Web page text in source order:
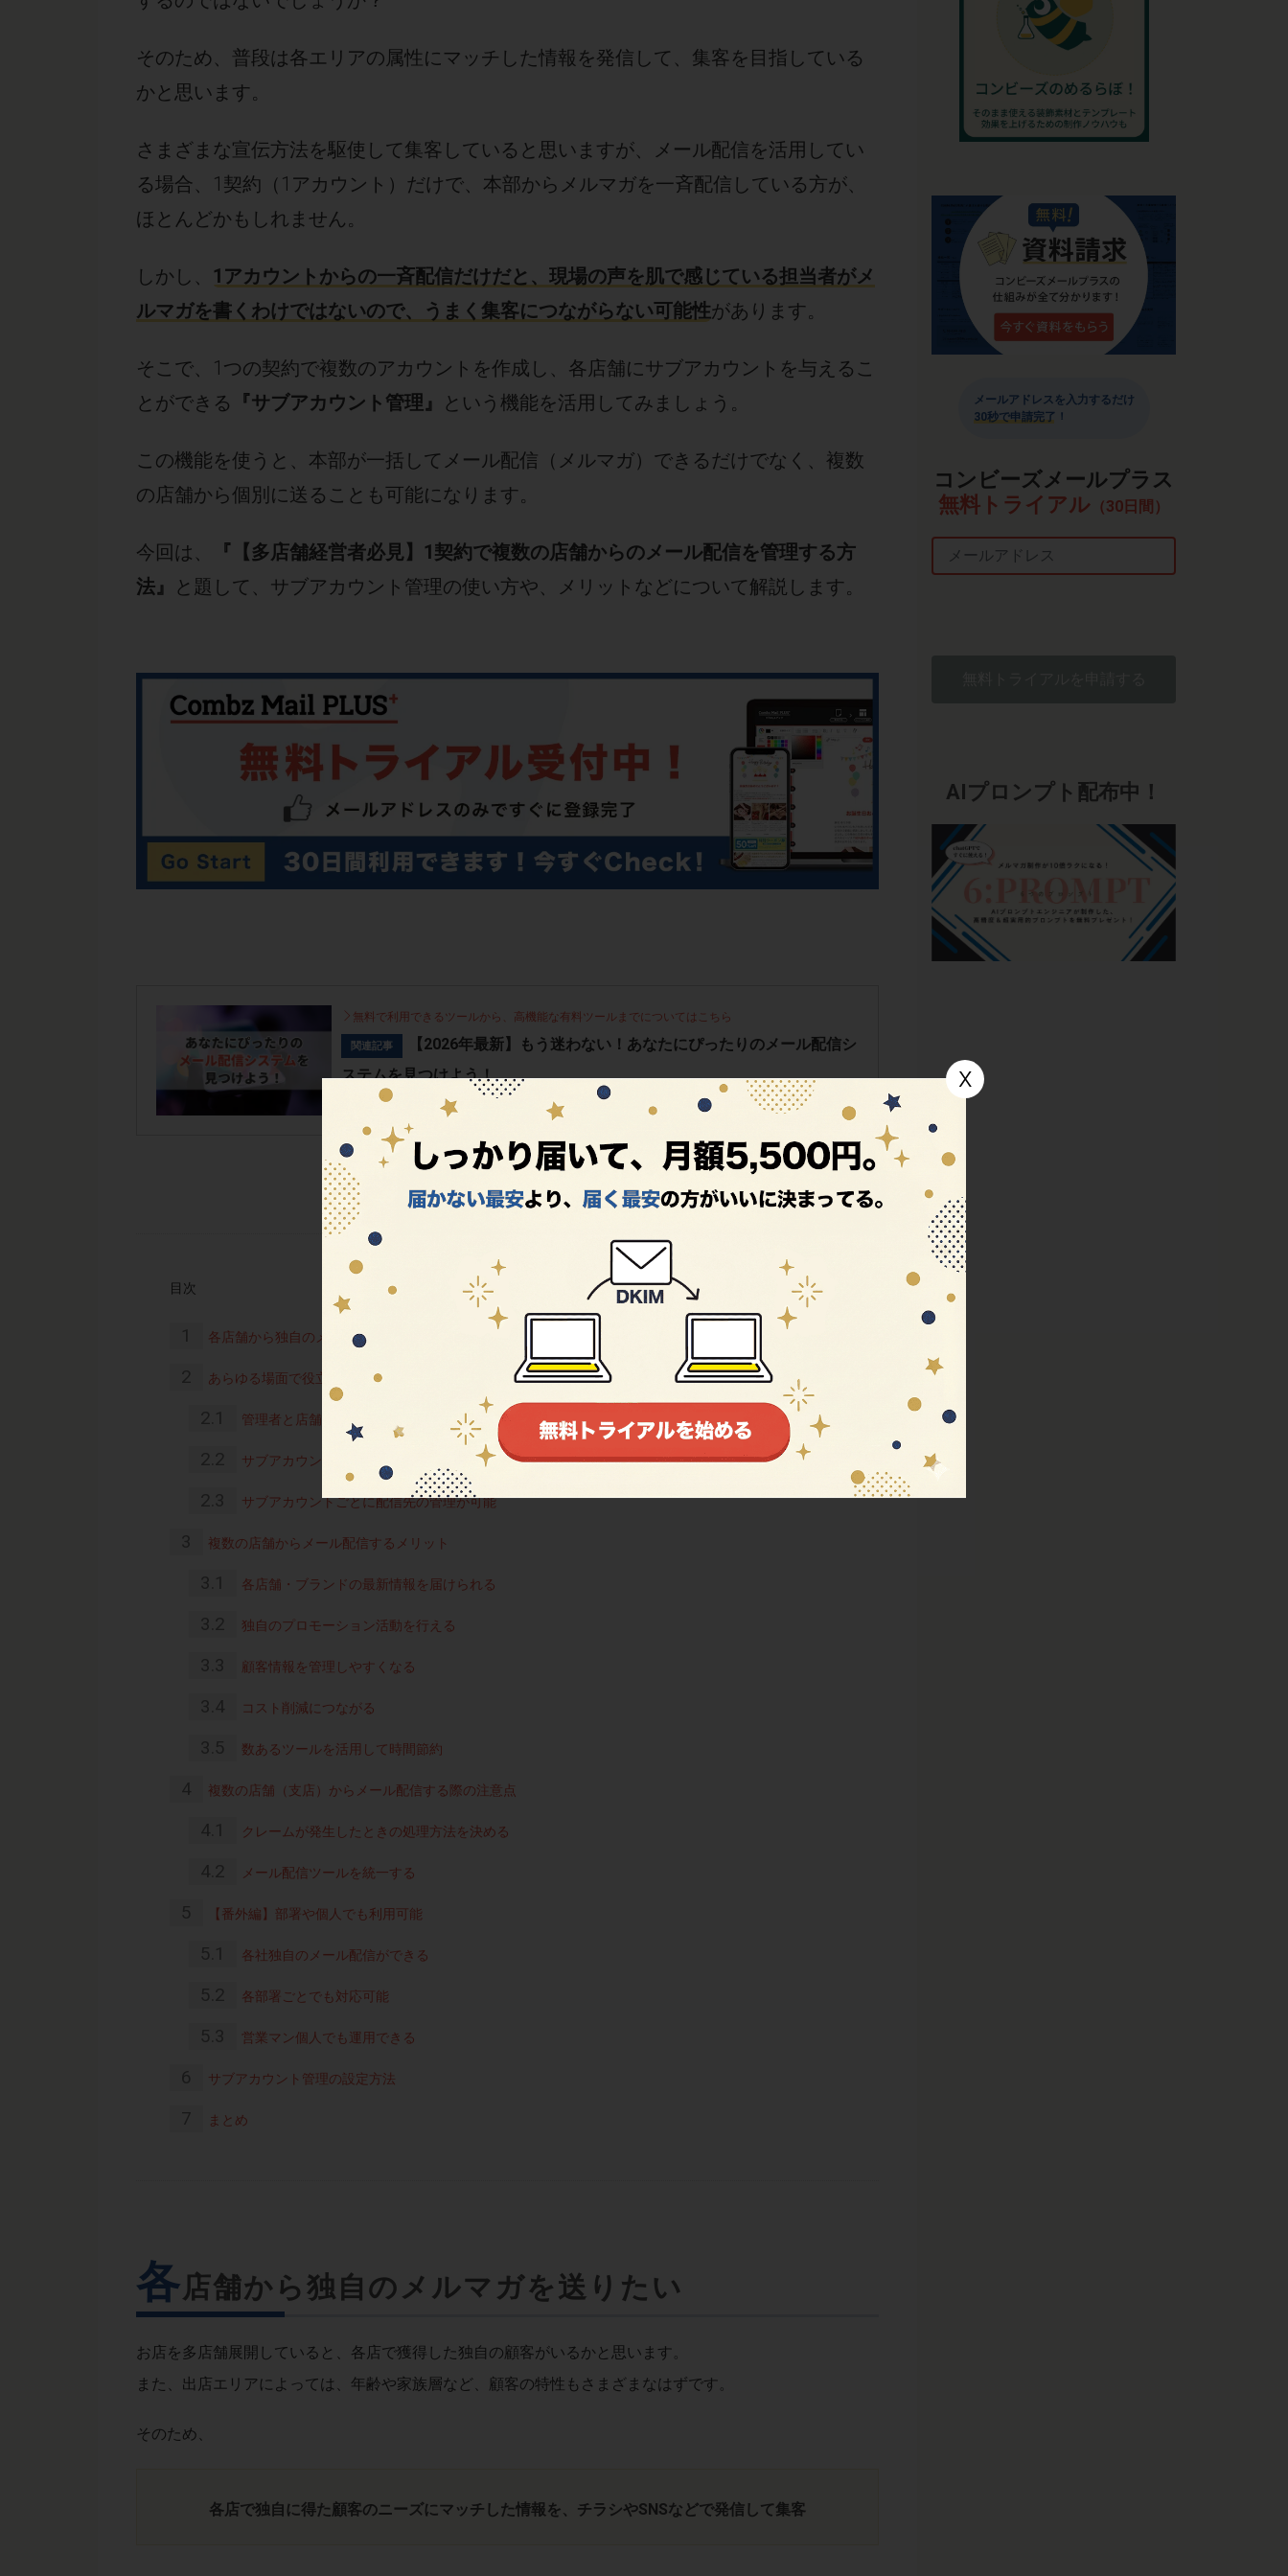
そのため、普段は各エリアの属性にマッチした情報を発信して、集客を目指している
かと思います。
さまざまな宣伝方法を駆使して集客していると思いますが、メール配信を活用してい
る場合、1契約（1アカウント）だけで、本部からメルマガを一斉配信している方が、
ほとんどかもしれません。
しかし、 1アカウントからの一斉配信だけだと、現場の声を肌で感じている担当者がメ
ルマガを書くわけではないので、うまく集客につながらない可能性があります。
そこで、1つの契約で複数のアカウントを作成し、各店舗にサブアカウントを与えるこ
とができる
『サブアカウント管理』 という機能を活用してみましょう。
この機能を使うと、本部が一括してメール配信（メルマガ）できるだけでなく、複数
の店舗から個別に送ることも可能になります。
今回は、
『【多店舗経営者必見】1契約で複数の店舗からのメール配信を管理する方
法』
と題して、サブアカウント管理の使い方や、メリットなどについて解説します。
無料で利用できるツールから、高機能な有料ツールまでについてはこちら
関連記事
【2026年最新】もう迷わない！あなたにぴったりのメール配信シ
ステムを見つけよう！
目次
各店舗から独自のメルマガを送りたい
あらゆる場面で役立つ「サブアカウント管理」
管理者と店舗用（支店用）を分けられる
サブアカウント数に制限がない
サブアカウントごとに配信先の管理が可能
複数の店舗からメール配信するメリット
各店舗・ブランドの最新情報を届けられる
独自のプロモーション活動を行える
顧客情報を管理しやすくなる
コスト削減につながる
数あるツールを活用して時間節約
複数の店舗（支店）からメール配信する際の注意点
クレームが発生したときの処理方法を決める
メール配信ツールを統一する
【番外編】部署や個人でも利用可能
各社独自のメール配信ができる
各部署ごとでも対応可能
営業マン個人でも運用できる
サブアカウント管理の設定方法
まとめ
各店舗から独自のメルマガを送りたい
お店を多店舗展開していると、各店で獲得した独自の顧客がいるかと思います。
また、出店エリアによっては、年齢や家族層など、顧客の特性もさまざまなはずです。
そのため、
各店で独自に得た顧客のニーズにマッチした情報を、チラシやSNSなどで発信して集客
メールアドレスを入力するだけ
30秒で申請完了！
コンビーズメールプラス
無料トライアル （30日間）
AIプロンプト配布中！